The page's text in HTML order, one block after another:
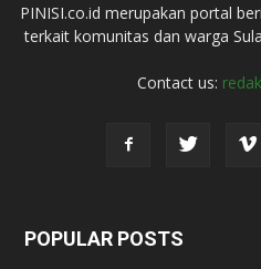
PINISI.co.id merupakan portal
terkait komunitas dan warga
Contact us:
POPULAR POSTS